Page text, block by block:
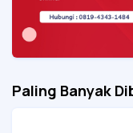
Paling Banyak